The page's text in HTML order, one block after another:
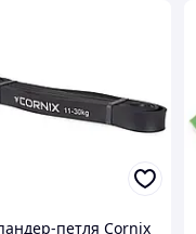
петля Cornix